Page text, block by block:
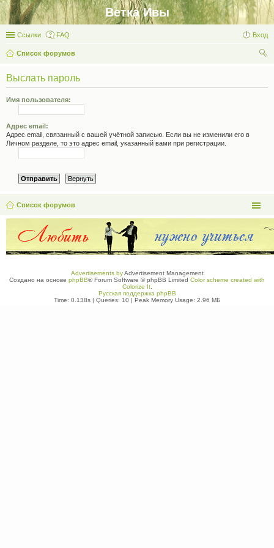
Ветка Ивы
Ссылки FAQ Вход
Список форумов
Выслать пароль
Имя пользователя:
Адрес email:
Адрес email, связанный с вашей учётной записью. Если вы не изменили его в
Личном разделе, то это адрес email, указанный вами при регистрации.
Список форумов
Advertisements byAdvertisement Management
Создано на основе phpBB® Forum Software © phpBB Limited Color scheme created with
Colorize It.
Русская поддержка phpBB
Time: 0.138s| Queries: 10| Peak Memory Usage: 2.96 МБ